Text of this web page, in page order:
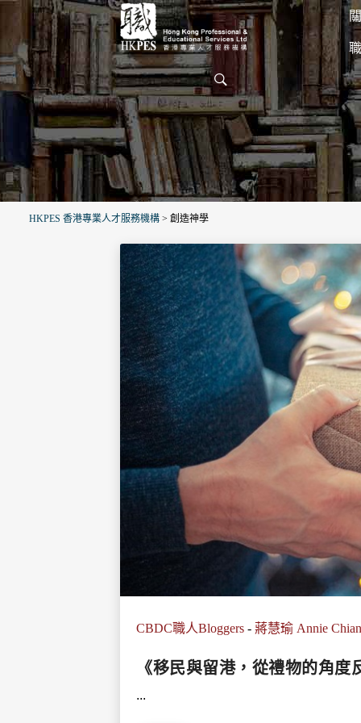
HKPES 香港專業人才服務機構 > 創造神學
CBDC職人Bloggers -蔣慧瑜 Annie
《移民與留港，從禮物的角度
...